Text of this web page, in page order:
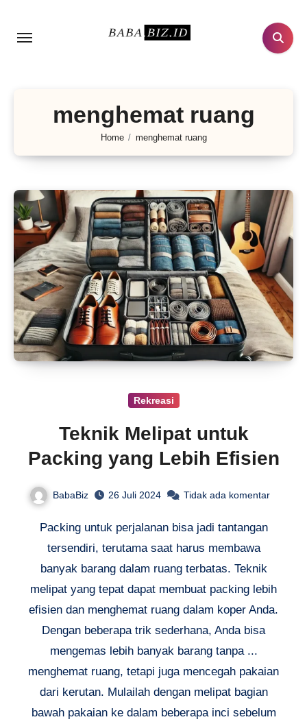
menghemat ruang
Home menghemat ruang
Rekreasi
Teknik Melipat untuk
Packing yang Lebih Efisien
BabaBiz 26 Juli 2024 Tidak ada komentar
Packing untuk perjalanan bisa jadi tantangan
tersendiri, terutama saat harus membawa
banyak barang dalam ruang terbatas. Teknik
melipat yang tepat dapat membuat packing lebih
efisien dan menghemat ruang dalam koper Anda.
Dengan beberapa trik sederhana, Anda bisa
mengemas lebih banyak barang tanpa ...
menghemat ruang, tetapi juga mencegah pakaian
dari kerutan. Mulailah dengan melipat bagian
bawah pakaian ke dalam beberapa inci sebelum